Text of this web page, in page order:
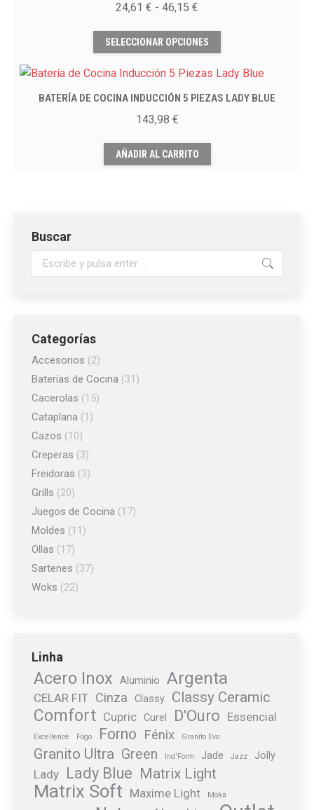
de
producto
24,61 € - 46,15 €
precios:
24,61 €
hasta
SELECCIONAR OPCIONES
Este
múltiples
variantes.
producto
BATERÍA DE COCINA INDUCCIÓN 5 PIEZAS LADY BLUE
143,98 €
AÑADIR AL CARRITO
Buscar
Buscar:
Categorías
Accesorios (2)
Baterías de Cocina (31)
Cacerolas (15)
Cataplana (1)
Cazos (10)
Creperas (3)
Freidoras (3)
Grills (20)
Juegos de Cocina (17)
Moldes (11)
Ollas (17)
Sartenes (37)
Woks (22)
Linha
Acero Inox Aluminio Argenta
CELAR FIT Cinza Classy Classy Ceramic
Comfort Cupric Curel D'Ouro Essencial
Excellence Fogo Forno Fénix Granito Evo
Granito Ultra Green Ind'Form Jade Jazz Jolly
Lady Lady Blue Matrix Light
Matrix Soft Maxime Light Moka